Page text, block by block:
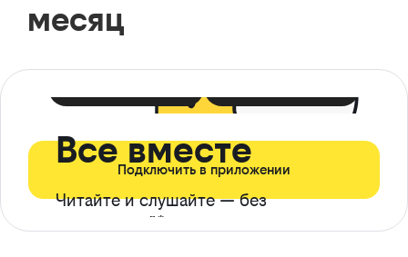
месяц
Все вместе
Читайте и слушайте — без
ограничений*
Подключить в приложении